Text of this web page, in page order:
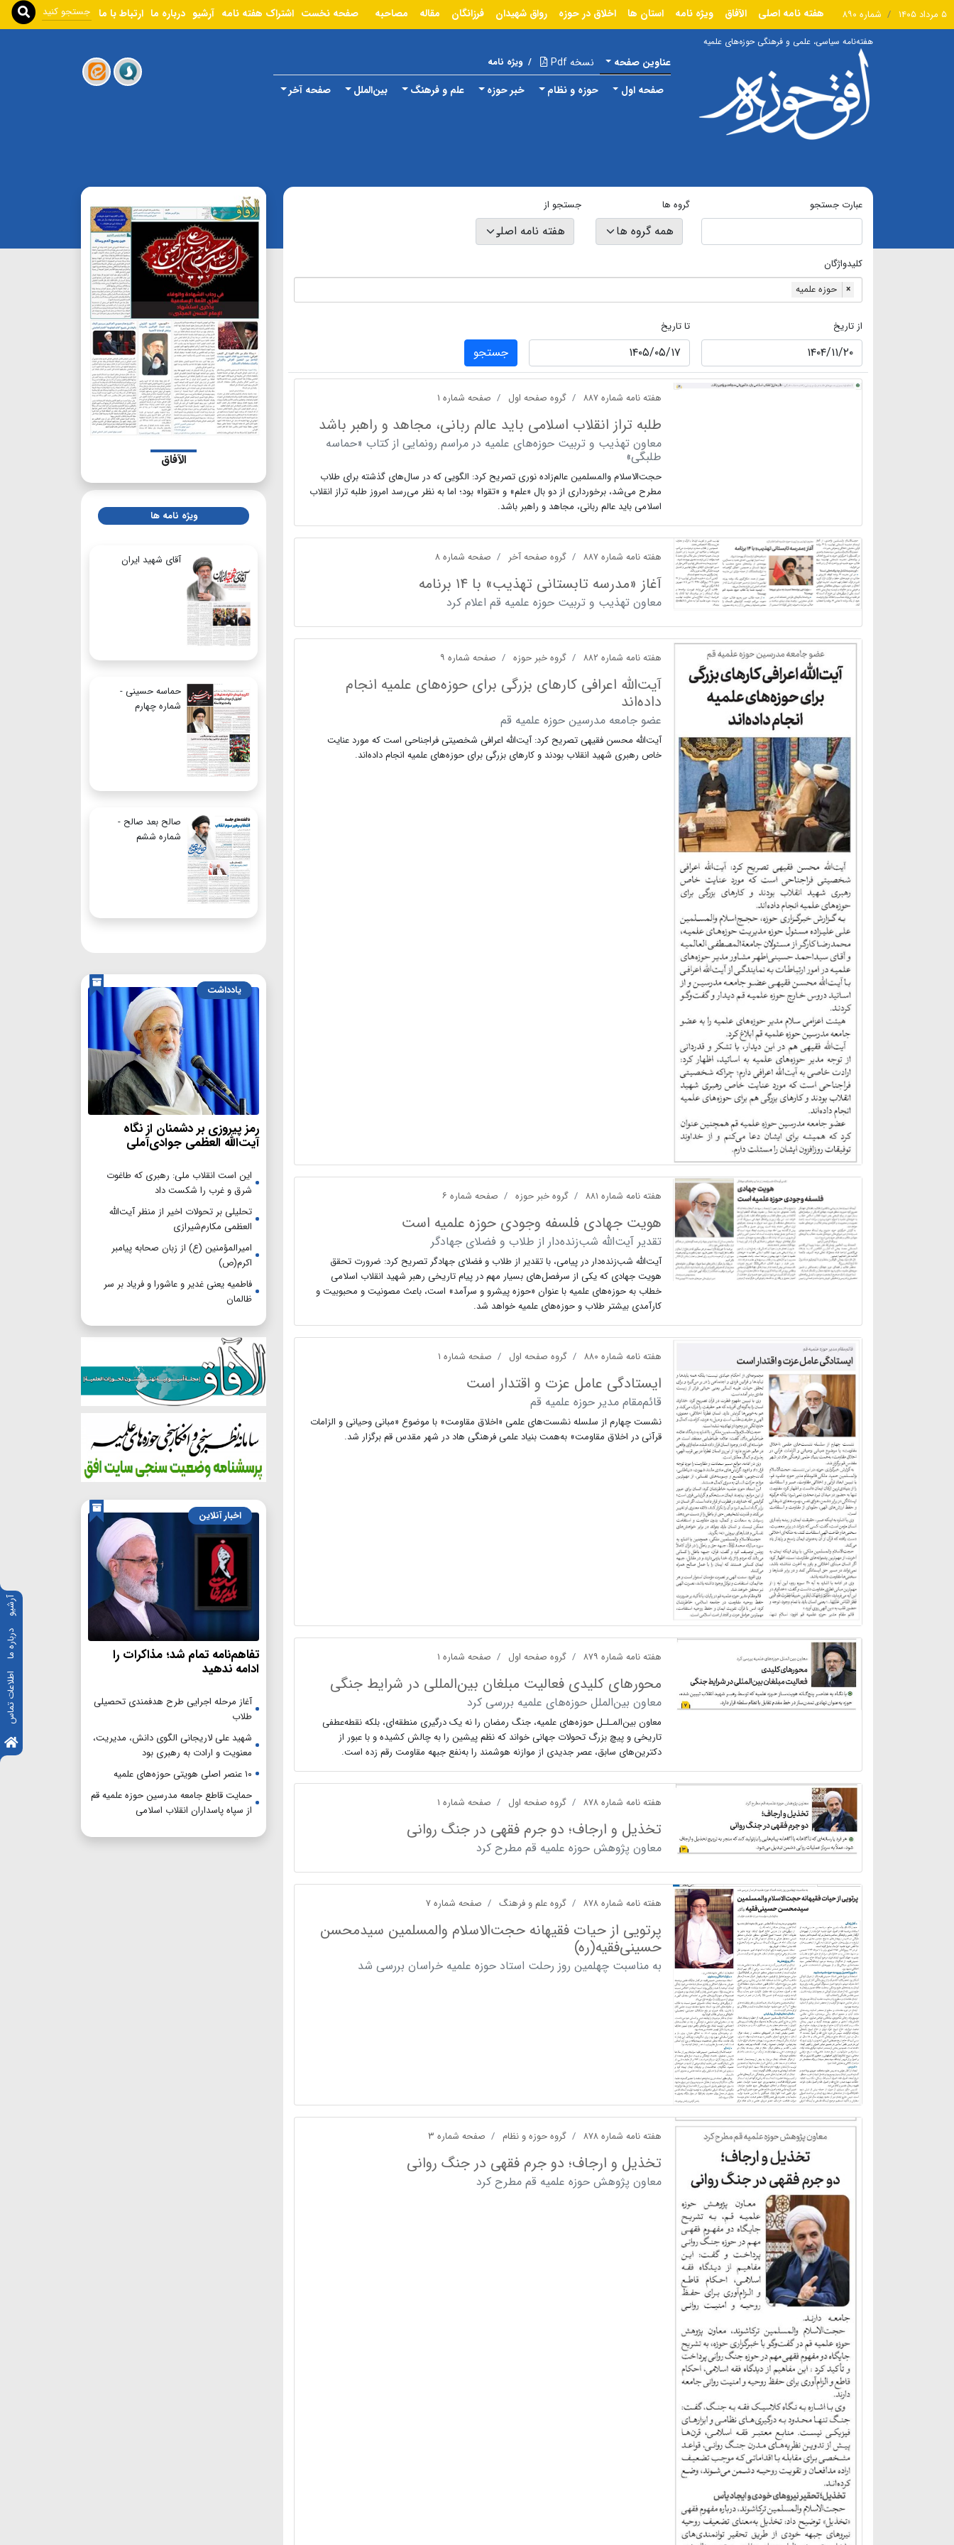
آرشیو
درباره ما
اطلاعات تماس
۵ مرداد ۱۴۰۵ شماره ۸۹۰ هفته نامه اصلی الآفاق ویژه نامه استان ها اخلاق در حوزه رواق شهیدان فرزانگان مقاله مصاحبه صفحه نخست اشتراک هفته نامه آرشیو درباره ما ارتباط با ما
هفته‌نامه سیاسی، علمی و فرهنگی حوزه‌های علمیه
عناوین صفحه نسخه Pdf / ویژه نامه
صفحه اول حوزه و نظام خبر حوزه علم و فرهنگ بین‌الملل صفحه آخر
عبارت جستجو گروه ها جستجو از
کلیدواژگان
حوزه علمیه
×
از تاریخ تا تاریخ
جستجو
هفته نامه شماره ۸۸۷ گروه صفحه اول صفحه شماره ۱
طلبه تراز انقلاب اسلامی باید عالم ربانی، مجاهد و راهبر باشد
معاون تهذیب و تربیت حوزه‌های علمیه در مراسم رونمایی از کتاب «حماسه
طلبگی»
حجت‌الاسلام والمسلمین عالم‌زاده ‌نوری تصریح کرد: الگویی که در سال‌های گذشته برای طلاب
مطرح می‌شد، برخورداری از دو بال «علم» و «تقوا» بود؛ اما به نظر می‌رسد امروز طلبه تراز انقلاب
اسلامی باید عالم ربانی، مجاهد و راهبر باشد.
هفته نامه شماره ۸۸۷ گروه صفحه آخر صفحه شماره ۸
آغاز «مدرسه تابستانی تهذیب» با ۱۴ برنامه
معاون تهذیب و تربیت حوزه علمیه قم اعلام کرد
هفته نامه شماره ۸۸۲ گروه خبر حوزه صفحه شماره ۹
آیت‌الله اعرافی کارهای بزرگی برای حوزه‌های علمیه انجام
داده‌اند
عضو جامعه مدرسین حوزه علمیه قم
آیت‌الله محسن فقیهی تصریح کرد: آیت‌الله اعرافی شخصیتی فراجناحی است که مورد عنایت
خاص رهبری شهید انقلاب بودند و کارهای بزرگی برای حوزه‌های علمیه انجام داده‌اند.
هفته نامه شماره ۸۸۱ گروه خبر حوزه صفحه شماره ۶
هویت جهادی فلسفه وجودی حوزه علمیه است
تقدیر آیت‌الله شب‌زنده‌دار از طلاب و فضلای جهادگر
آیت‌الله شب‌زنده‌دار در پیامی، با تقدیر از طلاب و فضلای جهادگر تصریح کرد: ضرورت تحقق
هویت جهادی که یکی از سرفصل‌های بسیار مهم در پیام تاریخی رهبر شهید انقلاب اسلامی
خطاب به حوزه‌های علمیه با عنوان «حوزه پیشرو و سرآمد» است، باعث مصونیت و محبوبیت و
کارآمدی بیشتر طلاب و حوزه‌های علمیه خواهد شد.
هفته نامه شماره ۸۸۰ گروه صفحه اول صفحه شماره ۱
ایستادگی عامل عزت و اقتدار است
قائم‌مقام مدیر حوزه علمیه قم
نشست چهارم از سلسله نشست‌های علمی «اخلاق مقاومت» با موضوع «مبانی وحیانی و الزامات
قرآنی در اخلاق مقاومت» به‌همت بنیاد علمی فرهنگی هاد در شهر مقدس قم برگزار شد.
هفته نامه شماره ۸۷۹ گروه صفحه اول صفحه شماره ۱
محورهای کلیدی فعالیت مبلغان بین‌المللی در شرایط جنگی
معاون بین‌الملل حوزه‌های علمیه بررسی کرد
معاون بین‌المـلـل حوزه‌های علمیه، جنگ رمضان را نه یک درگیری منطقه‌ای، بلکه نقطه‌عطفی
تاریخی و پیچ بزرگ تحولات جهانی خواند که نظم پیشین را به چالش کشیده و با عبور از
دکترین‌های سابق، عصر جدیدی از موازنه هوشمند را به‌نفع جبهه مقاومت رقم زده است.
هفته نامه شماره ۸۷۸ گروه صفحه اول صفحه شماره ۱
تخذیل و ارجاف؛ دو جرم فقهی در جنگ روانی
معاون پژوهش حوزه علمیه قم مطرح کرد
هفته نامه شماره ۸۷۸ گروه علم و فرهنگ صفحه شماره ۷
پرتویی از حیات فقیهانه حجت‌الاسلام والمسلمین سیدمحسن
حسینی‌فقیه(ره)
به مناسبت چهلمین روز رحلت استاد حوزه علمیه خراسان بررسی شد
هفته نامه شماره ۸۷۸ گروه حوزه و نظام صفحه شماره ۳
تخذیل و ارجاف؛ دو جرم فقهی در جنگ روانی
معاون پژوهش حوزه علمیه قم مطرح کرد
الآفاق
ویژه نامه ها
آقای شهید ایران
حماسه حسینی -
شماره چهارم
صالح بعد صالح -
شماره ششم
یادداشت
رمز پیروزی بر دشمنان از نگاه
آیت‌الله العظمی جوادی‌آملی
این است انقلاب ملی: رهبری که طاغوت
شرق و غرب را شکست داد
تحلیلی بر تحولات اخیر از منظر آیت‌الله
العظمی مکارم‌شیرازی
امیرالمؤمنین (ع) از زبان صحابه پیامبر
اکرم(ص)
فاطمیه یعنی غدیر و عاشورا و فریاد بر سر
ظالمان
اخبار آنلاین
تفاهم‌نامه تمام شد؛ مذاکرات را
ادامه ندهید
آغاز مرحله اجرایی طرح هدفمندی تحصیلی
طلاب
شهید علی لاریجانی الگوی دانش، مدیریت،
معنویت و ارادت به رهبری بود
۱۰ عنصر اصلی هویتی حوزه‌های علمیه
حمایت قاطع جامعه مدرسین حوزه علمیه قم
از سپاه پاسداران انقلاب اسلامی